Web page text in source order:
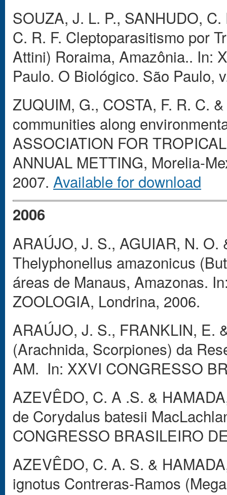
SOUZA, J. L. P., SANHUDO,
C. R. F. Cleptoparasitismo por
Attini) Roraima, Amazônia.. In:
Paulo. O Biológico. São Paulo,
ZUQUIM, G., COSTA, F. R. C.
communities along
ASSOCIATION FOR
ANNUAL METTING, Morelia-
2007. Available for download
2006
ARAÚJO, J. S., AGUIAR, N.
Thelyphonellus amazonicus
áreas de Manaus, Amazonas.
ZOOLOGIA, Londrina, 2006.
ARAÚJO, J. S., FRANKLIN, E.
(Arachnida, Scorpiones) da
AM. In: XXVI CONGRESSO
AZEVÊDO, C. A .S. &
de Corydalus batesii
CONGRESSO BRASILEIRO
AZEVÊDO, C. A. S. &
ignotus Contreras-Ramos